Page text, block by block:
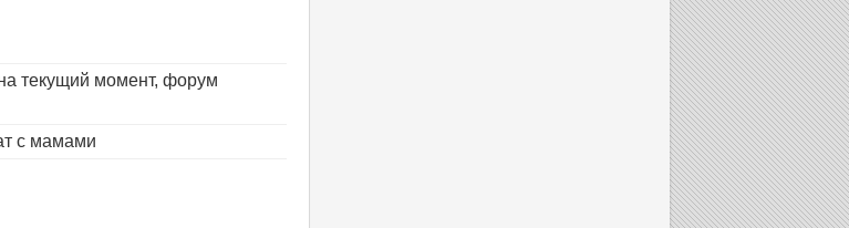
текущий момент, форум
с мамами